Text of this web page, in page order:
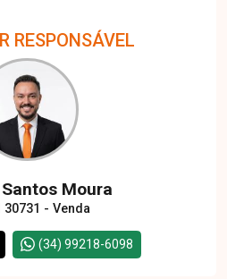
RESPONSÁVEL
Moura
30731 - Venda
(34) 99218-6098